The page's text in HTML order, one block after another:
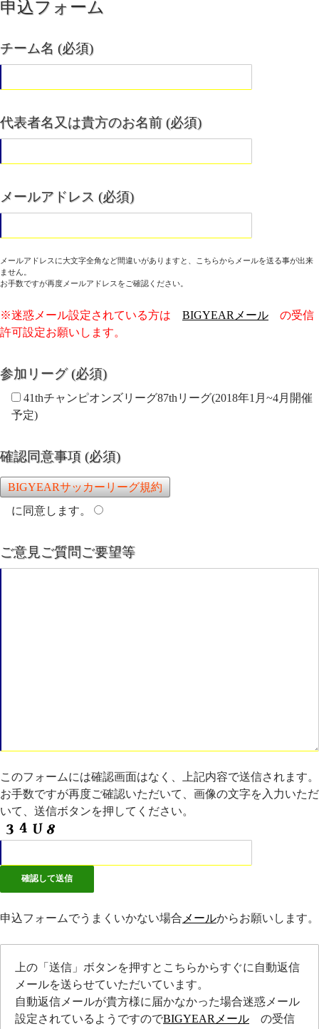
申込フォーム
チーム名 (必須)
代表者名又は貴方のお名前 (必須)
メールアドレス (必須)
メールアドレスに大文字全角など間違いがありますと、こちらからメールを送る事が出来
ません。
お手数ですが再度メールアドレスをご確認ください。
※迷惑メール設定されている方は BIGYEARメール の受信
許可設定お願いします。
参加リーグ (必須)
41thチャンピオンズリーグ87thリーグ(2018年1月~4月開催
予定)
確認同意事項 (必須)
BIGYEARサッカーリーグ規約
に同意します。
ご意見ご質問ご要望等
このフォームには確認画面はなく、上記内容で送信されます。
お手数ですが再度ご確認いただいて、画像の文字を入力いただ
いて、送信ボタンを押してください。
申込フォームでうまくいかない場合 メールからお願いします。
上の「送信」ボタンを押すとこちらからすぐに自動返信
メールを送らせていただいています。
自動返信メールが貴方様に届かなかった場合迷惑メール
設定されているようですのでBIGYEARメール の受信